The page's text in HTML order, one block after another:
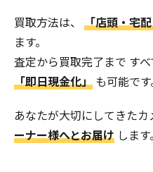
買取方法は、 「店頭・宅
ます。
査定から買取完了まで す
「即日現金化」 も可能です
あなたが大切にしてきたカ
ーナー様へとお届け します。